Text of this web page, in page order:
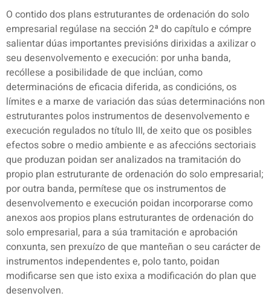
O contido dos plans estruturantes de ordenación do solo
empresarial regúlase na sección 2ª do capítulo e cómpre
salientar dúas importantes previsións dirixidas a axilizar o
seu desenvolvemento e execución: por unha banda,
recóllese a posibilidade de que inclúan, como
determinacións de eficacia diferida, as condicións, os
límites e a marxe de variación das súas determinacións non
estruturantes polos instrumentos de desenvolvemento e
execución regulados no título III, de xeito que os posibles
efectos sobre o medio ambiente e as afeccións sectoriais
que produzan poidan ser analizados na tramitación do
propio plan estruturante de ordenación do solo empresarial;
por outra banda, permítese que os instrumentos de
desenvolvemento e execución poidan incorporarse como
anexos aos propios plans estruturantes de ordenación do
solo empresarial, para a súa tramitación e aprobación
conxunta, sen prexuízo de que manteñan o seu carácter de
instrumentos independentes e, polo tanto, poidan
modificarse sen que isto exixa a modificación do plan que
desenvolven.